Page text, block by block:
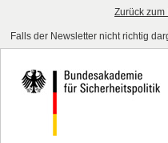
Zurück zum
Falls der Newsletter nicht richtig